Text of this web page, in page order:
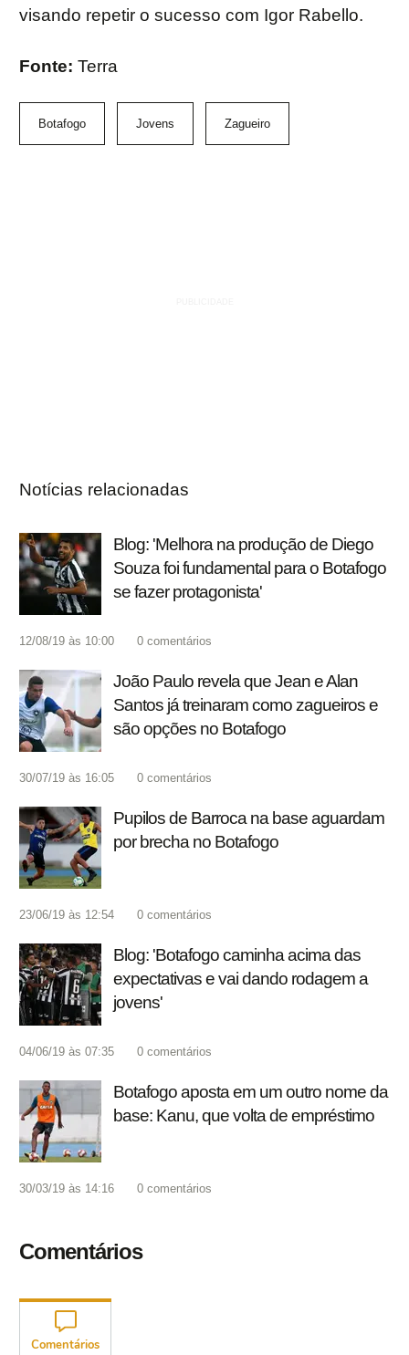
visando repetir o sucesso com Igor Rabello.
Fonte: Terra
Botafogo Jovens Zagueiro
Notícias relacionadas
Blog: 'Melhora na produção de Diego
Souza foi fundamental para o Botafogo
se fazer protagonista'
12/08/19 às 10:00 0 comentários
João Paulo revela que Jean e Alan
Santos já treinaram como zagueiros e
são opções no Botafogo
30/07/19 às 16:05 0 comentários
Pupilos de Barroca na base aguardam
por brecha no Botafogo
23/06/19 às 12:54 0 comentários
Blog: 'Botafogo caminha acima das
expectativas e vai dando rodagem a
jovens'
04/06/19 às 07:35 0 comentários
Botafogo aposta em um outro nome da
base: Kanu, que volta de empréstimo
30/03/19 às 14:16 0 comentários
Comentários